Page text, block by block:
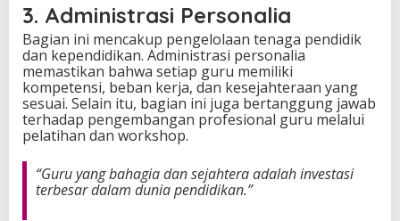
3. Administrasi Personalia
Bagian ini mencakup pengelolaan tenaga pendidik
dan kependidikan. Administrasi personalia
memastikan bahwa setiap guru memiliki
kompetensi, beban kerja, dan kesejahteraan yang
sesuai. Selain itu, bagian ini juga bertanggung jawab
terhadap pengembangan profesional guru melalui
pelatihan dan workshop.
“Guru yang bahagia dan sejahtera adalah investasi
terbesar dalam dunia pendidikan.”